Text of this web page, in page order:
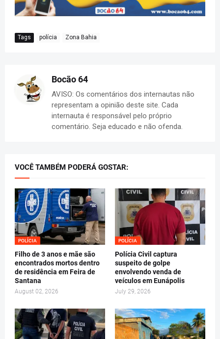
Tags polícia Zona Bahia
Bocão 64
AVISO: Os comentários dos internautas não
representam a opinião deste site. Cada
internauta é responsável pelo próprio
comentário. Seja educado e não ofenda.
VOCÊ TAMBÉM PODERÁ GOSTAR:
POLÍCIA
Filho de 3 anos e mãe são
encontrados mortos dentro
de residência em Feira de
Santana
August 02, 2026
POLÍCIA
Polícia Civil captura
suspeito de golpe
envolvendo venda de
veículos em Eunápolis
July 29, 2026